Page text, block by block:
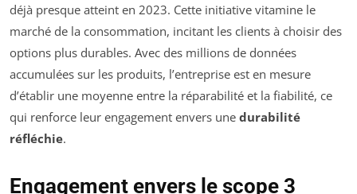
déjà presque atteint en 2023. Cette initiative vitamine le
marché de la consommation, incitant les clients à choisir des
options plus durables. Avec des millions de données
accumulées sur les produits, l’entreprise est en mesure
d’établir une moyenne entre la réparabilité et la fiabilité, ce
qui renforce leur engagement envers une durabilité
réfléchie.
Engagement envers le scope 3